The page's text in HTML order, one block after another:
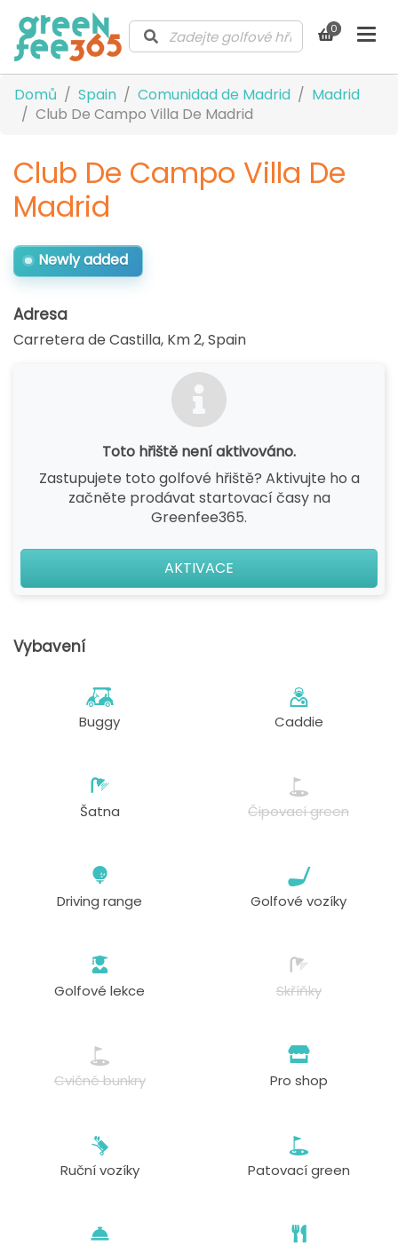
0
Domů Spain Comunidad de Madrid
Madrid
Club De Campo Villa De Madrid
Club De Campo Villa De
Madrid
Newly added
Adresa
Carretera de Castilla, Km 2,Spain
Toto hřiště není aktivováno.
Zastupujete toto golfové hřiště? Aktivujte ho a
začněte prodávat startovací časy na
Greenfee365.
AKTIVACE
Vybavení
Buggy Caddie
Šatna Čipovací green
Driving range Golfové vozíky
Golfové lekce Skříňky
Cvičné bunkry Pro shop
Ruční vozíky Patovací green